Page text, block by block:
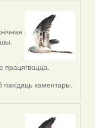
працягвацца.
пакідаць каментары.